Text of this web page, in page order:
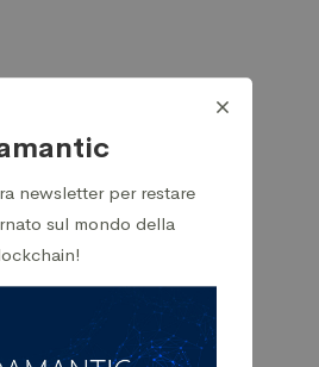
newsletter per restare
sul mondo della